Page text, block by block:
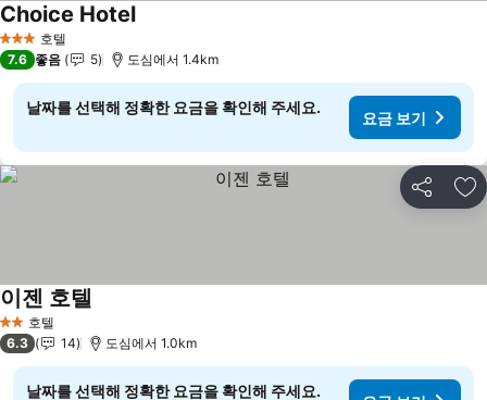
3 성급 호텔
Choice Hotel요금 보기
7.6 좋음 5 도심에서 1.4km
날짜를 선택해 정확한 요금을 확인해 주세요.
요금 보기
공유 즐
2 성급호텔
이젠 호텔
6.3 14 도심에서 1.0km
날짜를 선택해 정확한 요금을 확인해 주세요.